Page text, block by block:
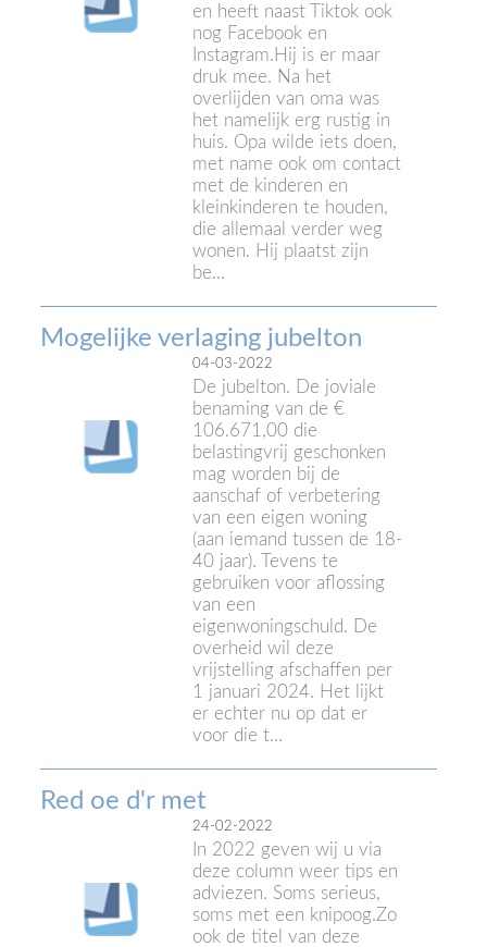
en heeft naast Tiktok ook
nog Facebook en
Instagram.Hij is er maar
druk mee. Na het
overlijden van oma was
het namelijk erg rustig in
huis. Opa wilde iets doen,
met name ook om contact
met de kinderen en
kleinkinderen te houden,
die allemaal verder weg
wonen. Hij plaatst zijn
be...
Mogelijke verlaging jubelton
04-03-2022
De jubelton. De joviale
benaming van de €
106.671,00 die
belastingvrij geschonken
mag worden bij de
aanschaf of verbetering
van een eigen woning
(aan iemand tussen de 18-
40 jaar). Tevens te
gebruiken voor aflossing
van een
eigenwoningschuld. De
overheid wil deze
vrijstelling afschaffen per
1 januari 2024. Het lijkt
er echter nu op dat er
voor die t...
Red oe d'r met
24-02-2022
In 2022 geven wij u via
deze column weer tips en
adviezen. Soms serieus,
soms met een knipoog.Zo
ook de titel van deze